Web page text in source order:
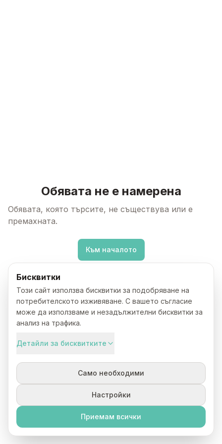
Обявата не е намерена
Обявата, която търсите, не съществува или е
премахната.
Към началото
Бисквитки
Този сайт използва бисквитки за подобряване на
потребителското изживяване. С вашето съгласие
може да използваме и незадължителни бисквитки за
анализ на трафика.
Детайли за бисквитките
Само необходими
Настройки
Приемам всички